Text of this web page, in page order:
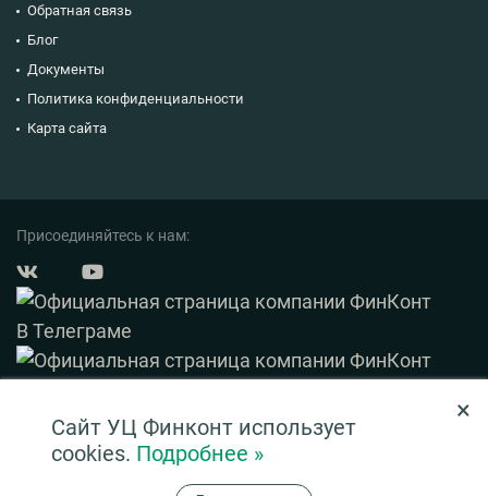
Обратная связь
Блог
Документы
Политика конфиденциальности
Карта сайта
Присоединяйтесь к нам:
Нашли ошибку? Выделите ее и нажмите Ctrl+Enter
Информация на сайте ни при каких условиях не является публичной офертой,
×
Сайт УЦ Финконт использует
cookies. Подробнее »